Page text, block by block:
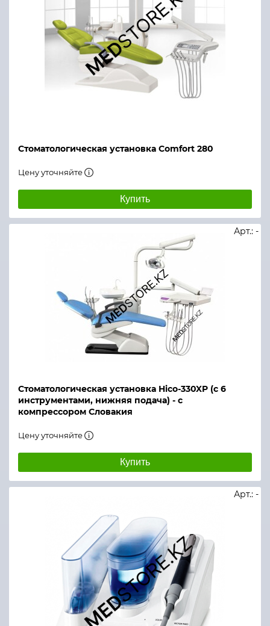
Стоматологическая установка Comfort 280
Цену уточняйте
Купить
Стоматологическая установка Hico-330XP (с 6
инструментами, нижняя подача) - с
компрессором Словакия
Арт.: -
Цену уточняйте
Купить
Арт.: -